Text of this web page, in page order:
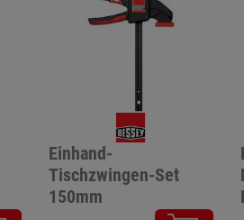
Einhand-
Tischzwingen-Set
150mm